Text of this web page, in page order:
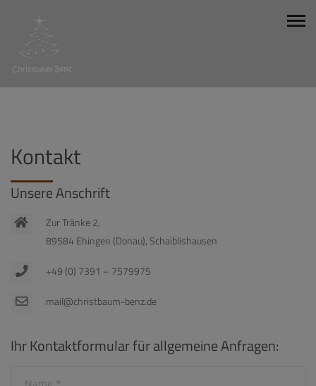
Kontakt
Unsere Anschrift
Zur Tränke 2,
89584 Ehingen (Donau), Schaiblishausen
+49 (0) 7391 – 7579975
mail@christbaum-benz.de
Ihr Kontaktformular für allgemeine Anfragen: